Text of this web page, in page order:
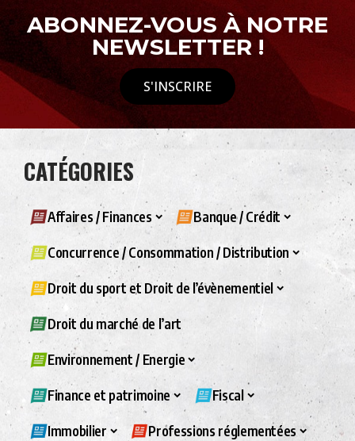
ABONNEZ-VOUS À NOTRE
NEWSLETTER !
S'INSCRIRE
CATÉGORIES
Affaires / Finances Banque / Crédit
Concurrence / Consommation / Distribution
Droit du sport et Droit de l’évènementiel
Droit du marché de l’art
Environnement / Energie
Finance et patrimoine Fiscal
Immobilier Professions réglementées